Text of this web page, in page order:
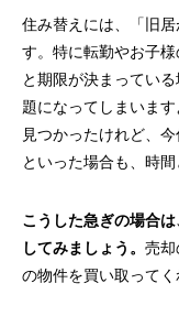
住み替えには、「旧
す。特に転勤やお子様
と期限が決まってい
題になってしまいま
見つかったけれど、
といった場合も、時
こうした急ぎの場合
してみましょう。 売却
の物件を買い取ってく